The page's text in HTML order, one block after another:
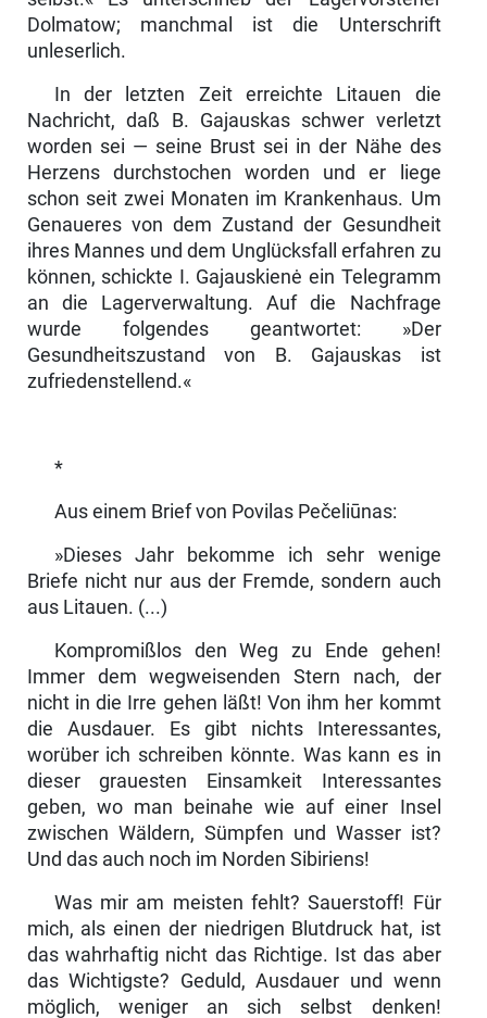
Dolmatow; manchmal ist die Unterschrift
unleserlich.
In der letzten Zeit erreichte Litauen die
Nachricht, daß B. Gajauskas schwer verletzt
worden sei — seine Brust sei in der Nähe des
Herzens durchstochen worden und er liege
schon seit zwei Monaten im Krankenhaus. Um
Ge­naueres von dem Zustand der Gesundheit
ihres Mannes und dem Unglücks­fall erfahren zu
können, schickte I. Gajauskienė ein Telegramm
an die Lagerverwaltung. Auf die Nachfrage
wurde folgendes geantwortet: »Der
Gesundheitszustand von B. Gajauskas ist
zufriedenstellend.«
*
Aus einem Brief von Povilas Pečeliūnas:
»Dieses Jahr bekomme ich sehr wenige
Briefe nicht nur aus der Fremde, sondern auch
aus Litauen. (...)
Kompromißlos den Weg zu Ende gehen!
Immer dem wegweisenden Stern nach, der
nicht in die Irre gehen läßt! Von ihm her kommt
die Ausdauer. Es gibt nichts Interessantes,
worüber ich schreiben könnte. Was kann es in
dieser grauesten Einsamkeit Interessantes
geben, wo man beinahe wie auf einer Insel
zwischen Wäldern, Sümpfen und Wasser ist?
Und das auch noch im Norden Sibiriens!
Was mir am meisten fehlt? Sauerstoff! Für
mich, als einen der niedrigen Blutdruck hat, ist
das wahrhaftig nicht das Richtige. Ist das aber
das Wich­tigste? Geduld, Ausdauer und wenn
möglich, weniger an sich selbst denken!